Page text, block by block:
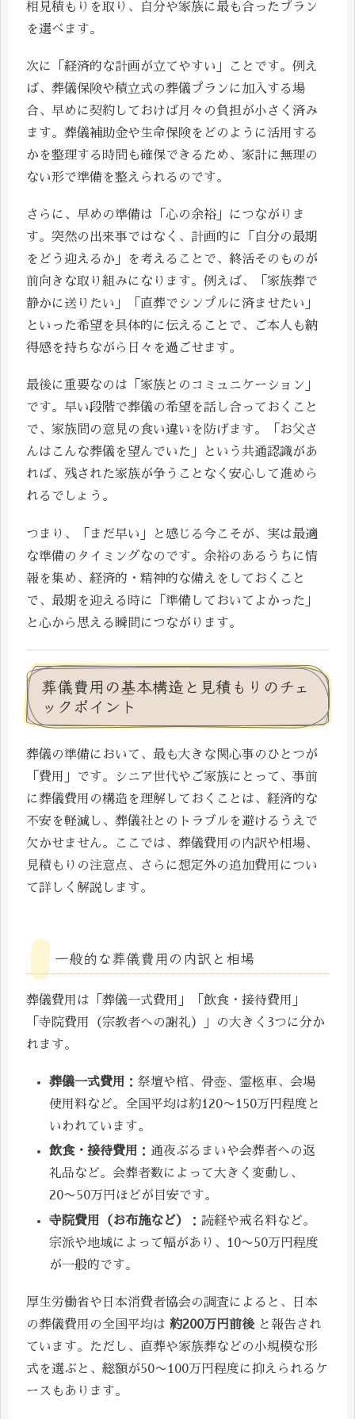
相見積もりを取り、自分や家族に最も合ったプラン
を選べます。
次に「経済的な計画が立てやすい」ことです。例え
ば、葬儀保険や積立式の葬儀プランに加入する場
合、早めに契約しておけば月々の負担が小さく済み
ます。葬儀補助金や生命保険をどのように活用する
かを整理する時間も確保できるため、家計に無理の
ない形で準備を整えられるのです。
さらに、早めの準備は「心の余裕」につながりま
す。突然の出来事ではなく、計画的に「自分の最期
をどう迎えるか」を考えることで、終活そのものが
前向きな取り組みになります。例えば、「家族葬で
静かに送りたい」「直葬でシンプルに済ませたい」
といった希望を具体的に伝えることで、ご本人も納
得感を持ちながら日々を過ごせます。
最後に重要なのは「家族とのコミュニケーション」
です。早い段階で葬儀の希望を話し合っておくこと
で、家族間の意見の食い違いを防げます。「お父さ
んはこんな葬儀を望んでいた」という共通認識があ
れば、残された家族が争うことなく安心して進めら
れるでしょう。
つまり、「まだ早い」と感じる今こそが、実は最適
な準備のタイミングなのです。余裕のあるうちに情
報を集め、経済的・精神的な備えをしておくこと
で、最期を迎える時に「準備しておいてよかった」
と心から思える瞬間につながります。
葬儀費用の基本構造と見積もりのチェ
ックポイント
葬儀の準備において、最も大きな関心事のひとつが
「費用」です。シニア世代やご家族にとって、事前
に葬儀費用の構造を理解しておくことは、経済的な
不安を軽減し、葬儀社とのトラブルを避けるうえで
欠かせません。ここでは、葬儀費用の内訳や相場、
見積もりの注意点、さらに想定外の追加費用につい
て詳しく解説します。
一般的な葬儀費用の内訳と相場
葬儀費用は「葬儀一式費用」「飲食・接待費用」
「寺院費用（宗教者への謝礼）」の大きく3つに分か
れます。
葬儀一式費用
：祭壇や棺、骨壺、霊柩車、会場
使用料など。全国平均は約120〜150万円程度と
いわれています。
飲食・接待費用
：通夜ぶるまいや会葬者への返
礼品など。会葬者数によって大きく変動し、
20〜50万円ほどが目安です。
寺院費用（お布施など）
：読経や戒名料など。
宗派や地域によって幅があり、10〜50万円程度
が一般的です。
厚生労働省や日本消費者協会の調査によると、日本
の葬儀費用の全国平均は 約200万円前後 と報告され
ています。ただし、直葬や家族葬などの小規模な形
式を選ぶと、総額が50〜100万円程度に抑えられるケ
ースもあります。